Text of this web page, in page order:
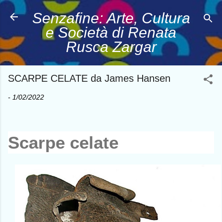
Passa ai contenuti principali
Senzafine: Arte, Cultura
e Società di Renata
Rusca Zargar
SCARPE CELATE da James Hansen
- 1/02/2022
Scarpe celate